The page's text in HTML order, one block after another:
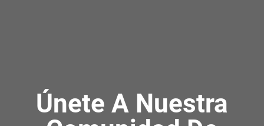
Únete A Nuestra